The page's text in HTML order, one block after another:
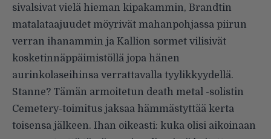
sivalsivat vielä hieman kipakammin, Brandtin
matalataajuudet möyrivät mahanpohjassa piirun
verran ihanammin ja Kallion sormet vilisivät
kosketinnäppäimistöllä jopa hänen
aurinkolaseihinsa verrattavalla tyylikkyydellä.
Stanne? Tämän armoitetun death metal -solistin
Cemetery-toimitus jaksaa hämmästyttää kerta
toisensa jälkeen. Ihan oikeasti: kuka olisi aikoinaan